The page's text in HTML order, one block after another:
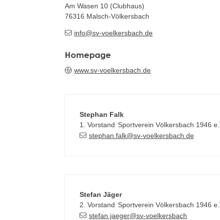
Am Wasen 10 (Clubhaus)
76316 Malsch-Völkersbach
info@sv-voelkersbach.de
Homepage
www.sv-voelkersbach.de
1. Vorstand
Stephan Falk
Sportverein Völkersbach 1946
stephan.falk@sv-voelkersbach.de
2. Vorstand
Stefan Jäger
Sportverein Völkersbach 1946
stefan.jaeger@sv-voelkersbach